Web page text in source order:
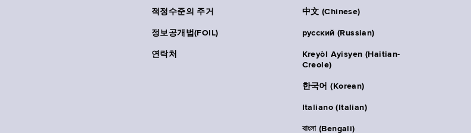
적정수준의 주거
정보공개법(FOIL)
연락처
中文 (Chinese)
русский (Russian)
Kreyòl Ayisyen (Haitian-
Creole)
한국어 (Korean)
Italiano (Italian)
বাংলা (Bengali)